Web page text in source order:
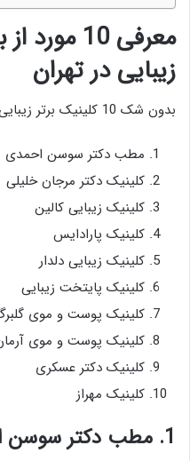
معرفی 10
زیبایی در تهران
بدون شک 10 کلینیک برتر زیبایی در تهران شامل موارد زیر می باشد:
مطب دکتر سوسن احمدی
کلینیک دکتر مرجان خلیلی
کلینیک زیبایی کالین
کلینیک پارادایس
کلینیک زیبایی دلدار
کلینیک پایتخت زیبایی
کلینیک پوست و موی
کلینیک پوست و موی
کلینیک دکتر عسکری
کلینیک مهراز
1. مطب دکتر سوسن احمدی